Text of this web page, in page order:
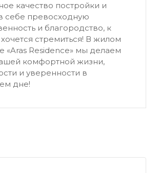
качество постройки и
себе превосходную
и благородство, к
стремиться! В жилом
«Aras Residence» мы делаем
комфортной жизни,
и уверенности в
дне!